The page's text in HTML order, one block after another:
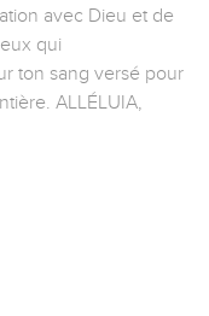
avec Dieu et de
qui
ton sang versé pour
ALLÉLUIA,